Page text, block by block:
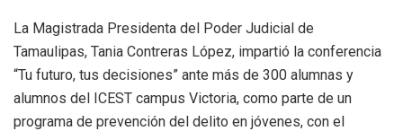
La Magistrada Presidenta del Poder Judicial de
Tamaulipas, Tania Contreras López, impartió la conferencia
“Tu futuro, tus decisiones” ante más de 300 alumnas y
alumnos del ICEST campus Victoria, como parte de un
programa de prevención del delito en jóvenes, con el